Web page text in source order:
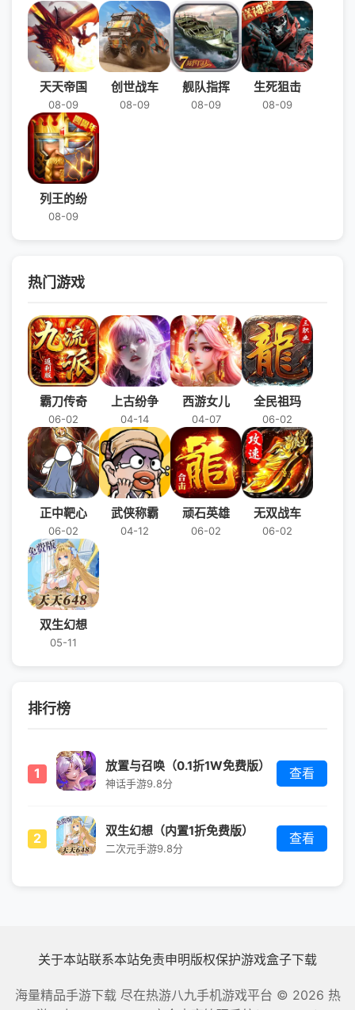
天天帝国
08-09
创世战车
08-09
舰队指挥
08-09
生死狙击
08-09
列王的纷
08-09
热门游戏
霸刀传奇
06-02
上古纷争
04-14
西游女儿
04-07
全民祖玛
06-02
正中靶心
06-02
武侠称霸
04-12
顽石英雄
06-02
无双战车
06-02
双生幻想
05-11
排行榜
1 放置与召唤（0.1折1W免费版）
神话手游9.8分
查看
2 双生幻想（内置1折免费版）
二次元手游9.8分
查看
关于本站联系本站免责申明版权保护游戏盒子下载
海量精品手游下载 尽在热游八九手机游戏平台 © 2026 热